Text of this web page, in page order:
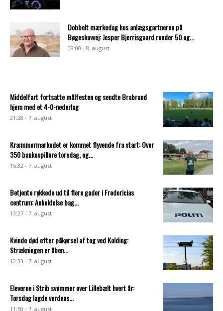
Dobbelt mærkedag hos anlægsgartneren på
Bøgeskovvej: Jesper Bjerrisgaard runder 50 og...
08:00 - 8. august
Middelfart fortsatte målfesten og sendte Brabrand
hjem med et 4-0-nederlag
21:28 - 7. august
Kræmmermarkedet er kommet flyvende fra start: Over
350 bankospillere torsdag, og...
15:32 - 7. august
Betjente rykkede ud til flere gader i Fredericias
centrum: Anholdelse bag...
13:27 - 7. august
Kvinde død efter påkørsel af tog ved Kolding:
Strækningen er åben...
12:33 - 7. august
Eleverne i Strib svømmer over Lillebælt hvert år:
Torsdag lagde verdens...
11:50 - 7. august